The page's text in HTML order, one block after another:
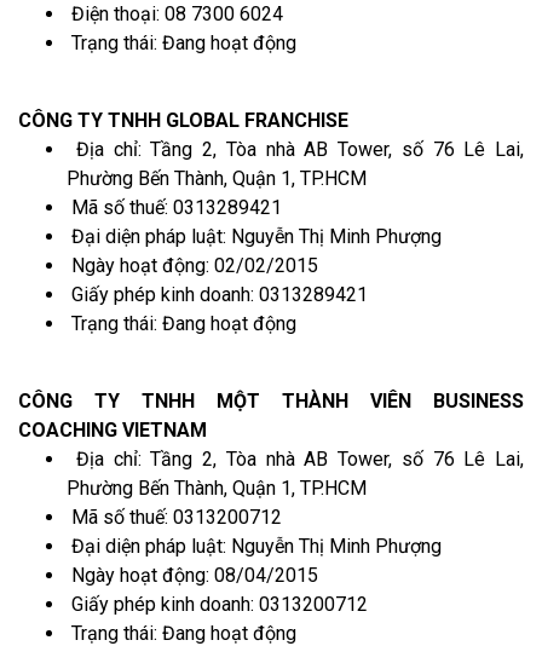
Điện thoại: 08 7300 6024
Trạng thái: Đang hoạt động
CÔNG TY TNHH GLOBAL FRANCHISE
Địa chỉ: Tầng 2, Tòa nhà AB Tower, số 76 Lê Lai,
Phường Bến Thành, Quận 1, TP.HCM
Mã số thuế: 0313289421
Đại diện pháp luật: Nguyễn Thị Minh Phượng
Ngày hoạt động: 02/02/2015
Giấy phép kinh doanh: 0313289421
Trạng thái: Đang hoạt động
CÔNG TY TNHH MỘT THÀNH VIÊN BUSINESS
COACHING VIETNAM
Địa chỉ: Tầng 2, Tòa nhà AB Tower, số 76 Lê Lai,
Phường Bến Thành, Quận 1, TP.HCM
Mã số thuế: 0313200712
Đại diện pháp luật: Nguyễn Thị Minh Phượng
Ngày hoạt động: 08/04/2015
Giấy phép kinh doanh: 0313200712
Trạng thái: Đang hoạt động